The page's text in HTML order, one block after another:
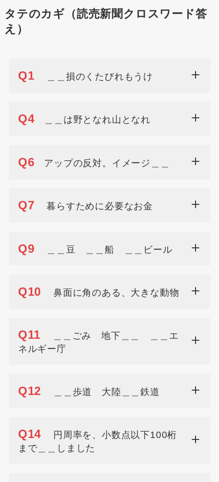
タテのカギ（読売新聞クロスワード答
え）
Q1 ＿＿損のくたびれもうけ
Q4＿＿は野となれ山となれ
Q6 アップの反対。イメージ＿＿
Q7 暮らすために必要なお金
Q9 ＿＿豆 ＿＿船 ＿＿ビール
Q10 鼻面に角のある、大きな動物
Q11
＿＿ごみ 地下＿＿ ＿＿エ
ネルギー庁
Q12 ＿＿歩道 大陸＿＿鉄道
Q14
円周率を、小数点以下100桁
まで＿＿しました